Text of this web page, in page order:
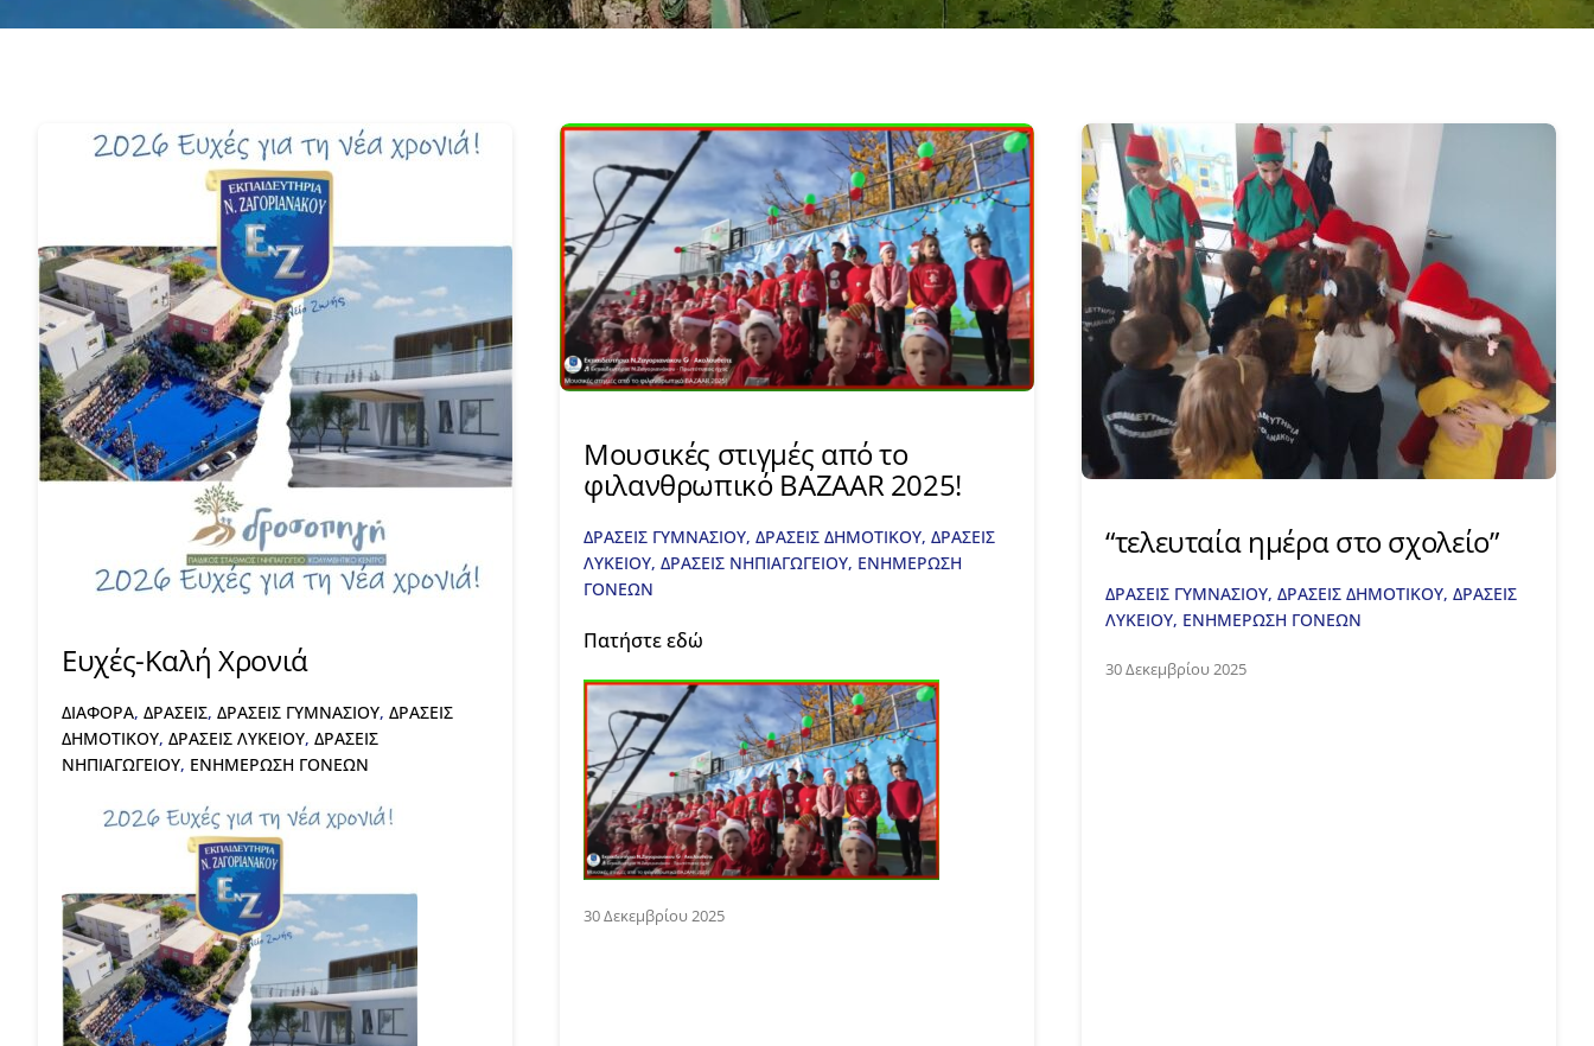
Ευχές-Καλή Χρονιά
ΔΙΑΦΟΡΑ, ΔΡΑΣΕΙΣ, ΔΡΑΣΕΙΣ ΓΥΜΝΑΣΙΟΥ, ΔΡΑΣΕΙΣ
ΔΗΜΟΤΙΚΟΥ, ΔΡΑΣΕΙΣ ΛΥΚΕΙΟΥ, ΔΡΑΣΕΙΣ
ΝΗΠΙΑΓΩΓΕΙΟΥ, ΕΝΗΜΕΡΩΣΗ ΓΟΝΕΩΝ
Μουσικές στιγμές από το
φιλανθρωπικό BAZAAR 2025!
ΔΡΑΣΕΙΣ ΓΥΜΝΑΣΙΟΥ, ΔΡΑΣΕΙΣ ΔΗΜΟΤΙΚΟΥ, ΔΡΑΣΕΙΣ
ΛΥΚΕΙΟΥ, ΔΡΑΣΕΙΣ ΝΗΠΙΑΓΩΓΕΙΟΥ, ΕΝΗΜΕΡΩΣΗ
ΓΟΝΕΩΝ
Πατήστεεδώ
30 Δεκεμβρίου 2025
“τελευταία ημέρα στο σχολείο”
ΔΡΑΣΕΙΣ ΓΥΜΝΑΣΙΟΥ,ΔΡΑΣΕΙΣ ΔΗΜΟΤΙΚΟΥ,ΔΡΑΣΕΙΣ
ΛΥΚΕΙΟΥ, ΕΝΗΜΕΡΩΣΗ ΓΟΝΕΩΝ
30 Δεκεμβρίου 2025